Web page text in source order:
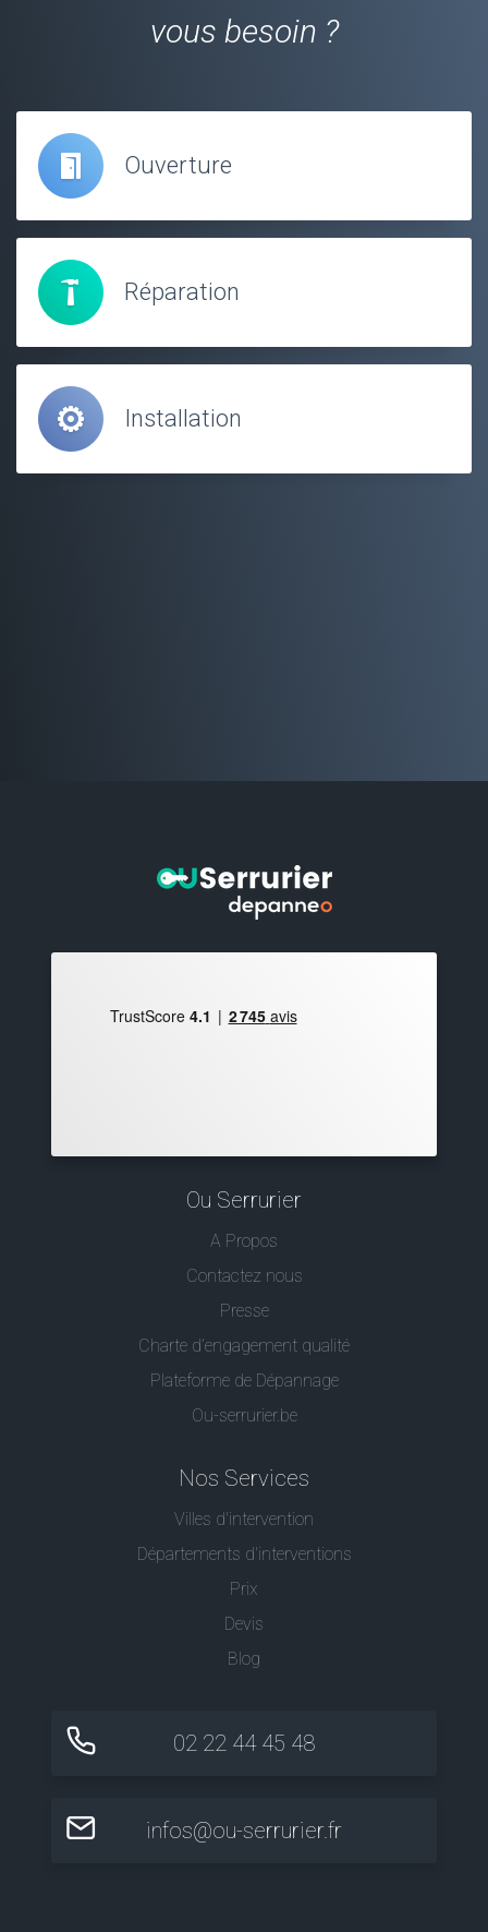
vous besoin ?
Ouverture
Réparation
Installation
Ou Serrurier
A Propos
Contactez nous
Presse
Charte d’engagement qualité
Plateforme de Dépannage
Ou-serrurier.be
Nos Services
Villes d'intervention
Départements d'interventions
Prix
Devis
Blog
02 22 44 45 48
infos@ou-serrurier.fr